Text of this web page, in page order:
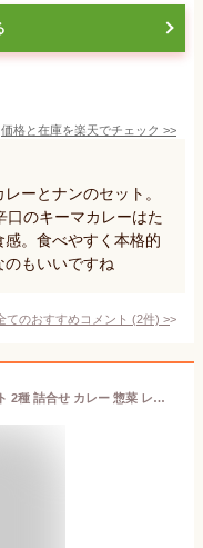
価格と在庫を楽天でチェック >>
ーとナンのセット。
口のキーマカレーはた
。食べやすく本格的
もいいですね
てのおすすめコメント (2件) >
金谷ホテル 百年ライスカレー 3食セット 2種 詰合せ カレー 惣菜 レトルト 常温 カレーライス おかず 便利 ビーフカレー 牛肉 ビーフ チキンカレー 鶏肉 チキン ライスカレー 復刻 栃木